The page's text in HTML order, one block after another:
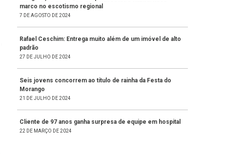
marco no escotismo regional
7 DE AGOSTO DE 2024
Rafael Ceschim: Entrega muito além de um imóvel de alto
padrão
27 DE JULHO DE 2024
Seis jovens concorrem ao título de rainha da Festa do
Morango
21 DE JULHO DE 2024
Cliente de 97 anos ganha surpresa de equipe em hospital
22 DE MARÇO DE 2024